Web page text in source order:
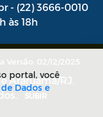
- (22) 3666-0010
às 18h
Versão: 02/12/2025
Araruama/RJ.
SUBIR
portal, você
Dados e